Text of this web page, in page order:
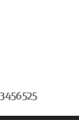
3456525